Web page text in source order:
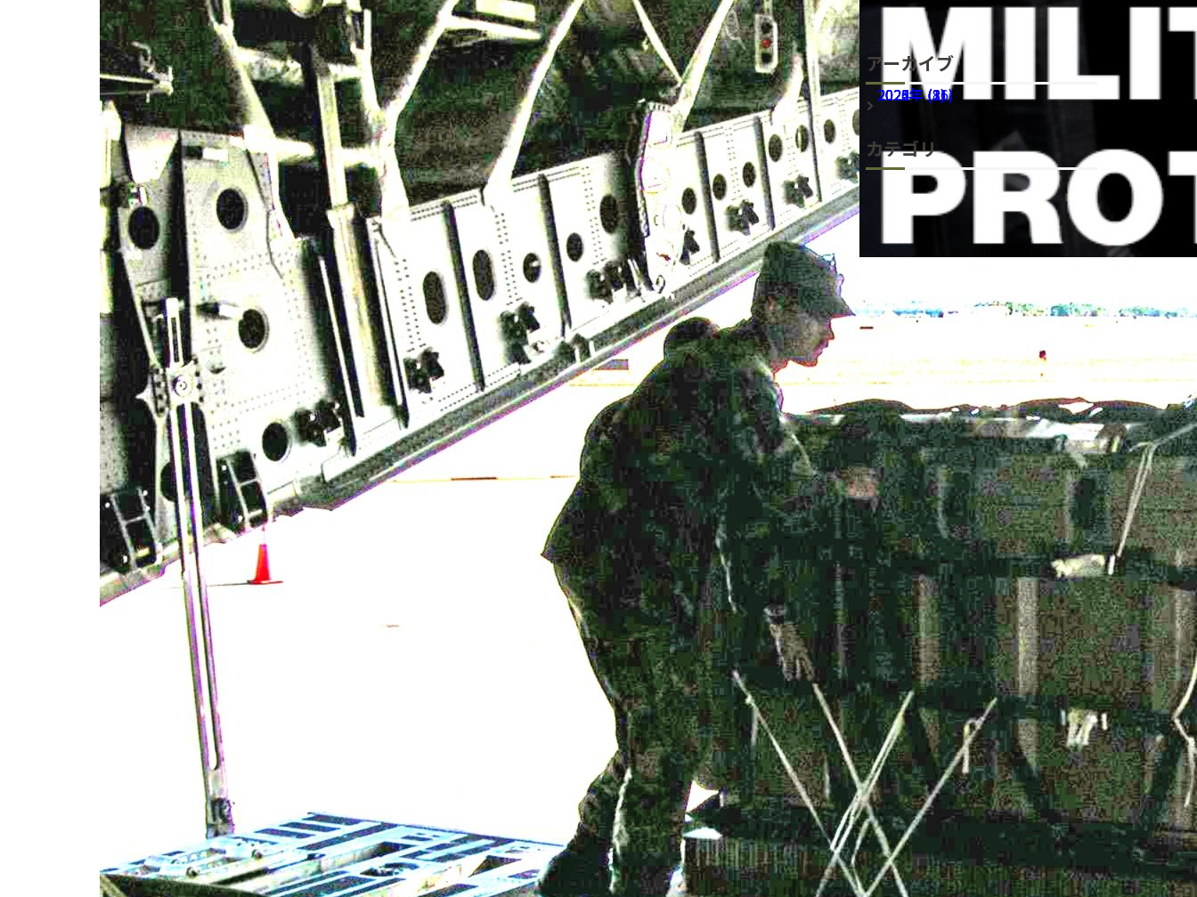
アーカイブ
2026年 (16)
2025年 (31)
2024年 (8)
2023年 (3)
2022年 (2)
カテゴリ
メディア掲載 撮影協力 お知らせ